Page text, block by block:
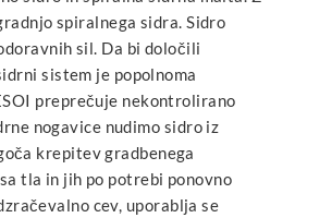
spiralnega sidra. Sidro
sil. Da bi določili
sistem je popolnoma
preprečuje nekontrolirano
nogavice nudimo sidro iz
krepitev gradbenega
tla in jih po potrebi ponovno
cev, uporablja se